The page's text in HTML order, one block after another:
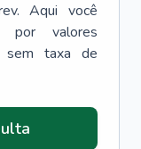
Aqui você
por valores
sem taxa de